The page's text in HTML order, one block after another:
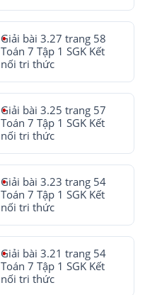
Giải bài 3.27 trang 58
Toán 7 Tập 1 SGK Kết
nối tri thức
Giải bài 3.25 trang 57
Toán 7 Tập 1 SGK Kết
nối tri thức
Giải bài 3.23 trang 54
Toán 7 Tập 1 SGK Kết
nối tri thức
Giải bài 3.21 trang 54
Toán 7 Tập 1 SGK Kết
nối tri thức